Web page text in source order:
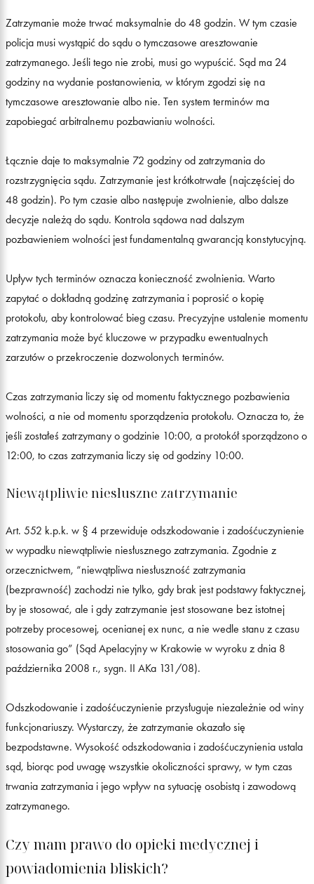
Zatrzymanie może trwać maksymalnie do 48 godzin. W tym czasie
policja musi wystąpić do sądu o tymczasowe aresztowanie
zatrzymanego. Jeśli tego nie zrobi, musi go wypuścić. Sąd ma 24
godziny na wydanie postanowienia, w którym zgodzi się na
tymczasowe aresztowanie albo nie. Ten system terminów ma
zapobiegać arbitralnemu pozbawianiu wolności.
Łącznie daje to maksymalnie 72 godziny od zatrzymania do
rozstrzygnięcia sądu. Zatrzymanie jest krótkotrwałe (najczęściej do
48 godzin). Po tym czasie albo następuje zwolnienie, albo dalsze
decyzje należą do sądu. Kontrola sądowa nad dalszym
pozbawieniem wolności jest fundamentalną gwarancją konstytucyjną.
Upływ tych terminów oznacza konieczność zwolnienia. Warto
zapytać o dokładną godzinę zatrzymania i poprosić o kopię
protokołu, aby kontrolować bieg czasu. Precyzyjne ustalenie momentu
zatrzymania może być kluczowe w przypadku ewentualnych
zarzutów o przekroczenie dozwolonych terminów.
Czas zatrzymania liczy się od momentu faktycznego pozbawienia
wolności, a nie od momentu sporządzenia protokołu. Oznacza to, że
jeśli zostałeś zatrzymany o godzinie 10:00, a protokół sporządzono o
12:00, to czas zatrzymania liczy się od godziny 10:00.
Niewątpliwie niesłuszne zatrzymanie
Art. 552 k.p.k. w § 4 przewiduje odszkodowanie i zadośćuczynienie
w wypadku niewątpliwie niesłusznego zatrzymania. Zgodnie z
orzecznictwem, “niewątpliwa niesłuszność zatrzymania
(bezprawność) zachodzi nie tylko, gdy brak jest podstawy faktycznej,
by je stosować, ale i gdy zatrzymanie jest stosowane bez istotnej
potrzeby procesowej, ocenianej ex nunc, a nie wedle stanu z czasu
stosowania go” (Sąd Apelacyjny w Krakowie w wyroku z dnia 8
października 2008 r., sygn. II AKa 131/08).
Odszkodowanie i zadośćuczynienie przysługuje niezależnie od winy
funkcjonariuszy. Wystarczy, że zatrzymanie okazało się
bezpodstawne. Wysokość odszkodowania i zadośćuczynienia ustala
sąd, biorąc pod uwagę wszystkie okoliczności sprawy, w tym czas
trwania zatrzymania i jego wpływ na sytuację osobistą i zawodową
zatrzymanego.
Czy mam prawo do opieki medycznej i
powiadomienia bliskich?